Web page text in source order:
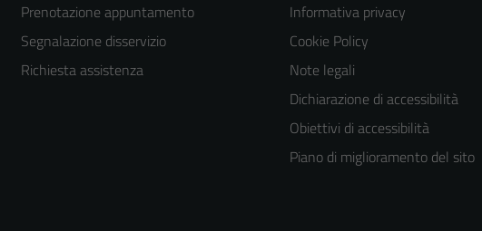
Prenotazione appuntamento
Segnalazione disservizio
Richiesta assistenza
Informativa privacy
Cookie Policy
Note legali
Dichiarazione di accessibilità
Obiettivi di accessibilità
Piano di miglioramento del sito